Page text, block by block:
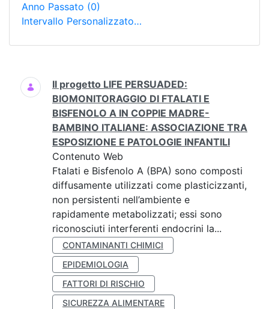
Anno Passato (0)
Intervallo Personalizzato…
Ricerca
Il progetto LIFE PERSUADED:
BIOMONITORAGGIO DI FTALATI E
BISFENOLO A IN COPPIE MADRE-
BAMBINO ITALIANE: ASSOCIAZIONE TRA
ESPOSIZIONE E PATOLOGIE INFANTILI
Contenuto Web
Ftalati e Bisfenolo A (BPA) sono composti
diffusamente utilizzati come plasticizzanti,
non persistenti nell’ambiente e
rapidamente metabolizzati; essi sono
riconosciuti interferenti endocrini la...
CONTAMINANTI CHIMICI
EPIDEMIOLOGIA
FATTORI DI RISCHIO
SICUREZZA ALIMENTARE